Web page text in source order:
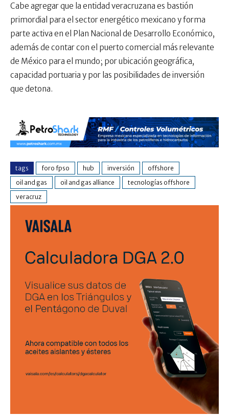
Cabe agregar que la entidad veracruzana es bastión
primordial para el sector energético mexicano y forma
parte activa en el Plan Nacional de Desarrollo Económico,
además de contar con el puerto comercial más relevante
de México para el mundo; por ubicación geográfica,
capacidad portuaria y por las posibilidades de inversión
que detona.
tags foro fpso hub inversión
offshore
oil and gas
oil and gas alliance
tecnologías offshore
veracruz